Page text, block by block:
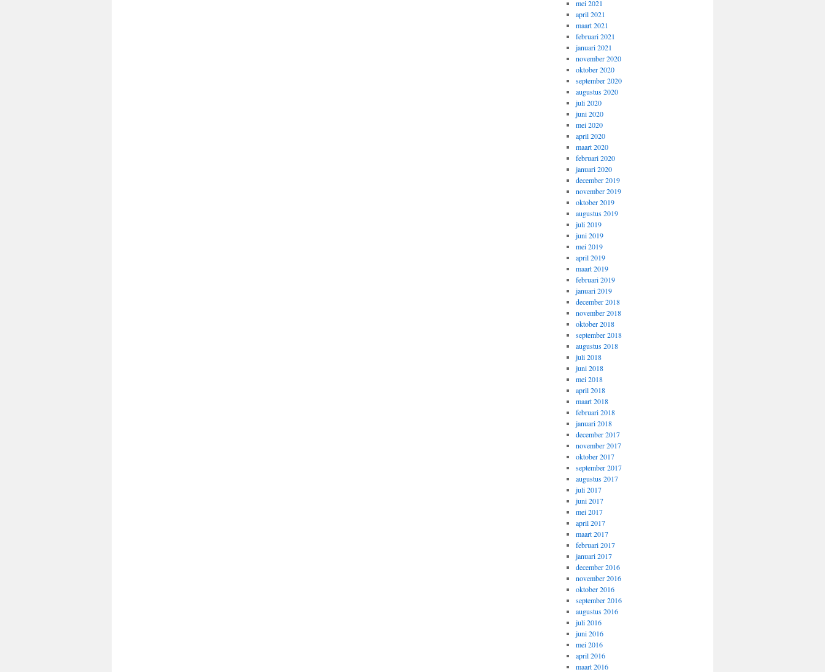
mei 2021
april 2021
maart 2021
februari 2021
januari 2021
november 2020
oktober 2020
september 2020
augustus 2020
juli 2020
juni 2020
mei 2020
april 2020
maart 2020
februari 2020
januari 2020
december 2019
november 2019
oktober 2019
augustus 2019
juli 2019
juni 2019
mei 2019
april 2019
maart 2019
februari 2019
januari 2019
december 2018
november 2018
oktober 2018
september 2018
augustus 2018
juli 2018
juni 2018
mei 2018
april 2018
maart 2018
februari 2018
januari 2018
december 2017
november 2017
oktober 2017
september 2017
augustus 2017
juli 2017
juni 2017
mei 2017
april 2017
maart 2017
februari 2017
januari 2017
december 2016
november 2016
oktober 2016
september 2016
augustus 2016
juli 2016
juni 2016
mei 2016
april 2016
maart 2016